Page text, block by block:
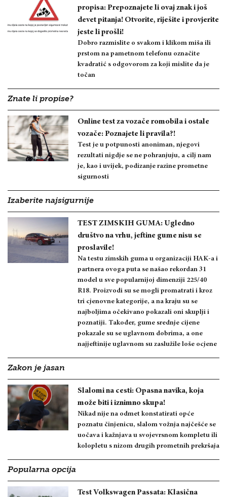
propisa: Prepoznajete li ovaj znak i još
devet pitanja! Otvorite, riješite i provjerite
jeste li prošli!
Dobro razmislite o svakom i klikom miša ili
prstom na pametnom telefonu označite
kvadratić s odgovorom za koji mislite da je
točan
Znate li propise?
Online test za vozače romobila i ostale
vozače: Poznajete li pravila?!
Test je u potpunosti anoniman, njegovi
rezultati nigdje se ne pohranjuju, a cilj nam
je, kao i uvijek, podizanje razine prometne
sigurnosti
Izaberite najsigurnije
TEST ZIMSKIH GUMA: Ugledno
društvo na vrhu, jeftine gume nisu se
proslavile!
Na testu zimskih guma u organizaciji HAK-a i
partnera ovoga puta se našao rekordan 31
model u sve popularnijoj dimenziji 225/40
R18. Proizvodi su se mogli promatrati i kroz
tri cjenovne kategorije, a na kraju su se
najboljima očekivano pokazali oni skuplji i
poznatiji. Također, gume srednje cijene
pokazale su se uglavnom dobrima, a one
najjeftinije uglavnom su zaslužile loše ocjene
Zakon je jasan
Slalomi na cesti: Opasna navika, koja
može biti i iznimno skupa!
Nikad nije na odmet konstatirati opće
poznatu činjenicu, slalom vožnja najčešće se
uočava i kažnjava u svojevrsnom kompletu ili
kolopletu s nizom drugih prometnih prekršaja
Popularna opcija
Test Volkswagen Passata: Klasična